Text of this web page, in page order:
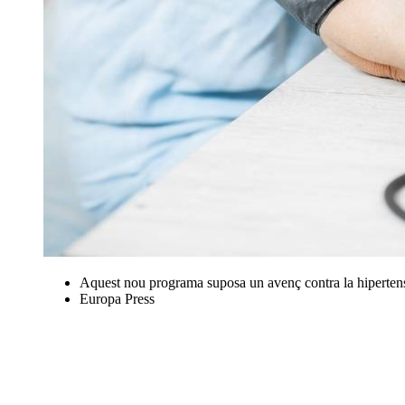
Aquest nou programa suposa un avenç contra la
Europa Press